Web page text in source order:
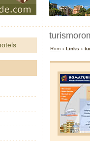
Rom › Links ›